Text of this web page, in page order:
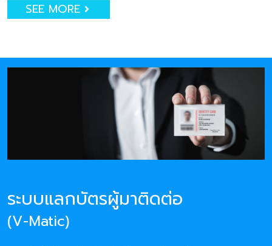
SEE MORE
ระบบแลกบัตรผู้มาติดต่อ
(V-Matic)